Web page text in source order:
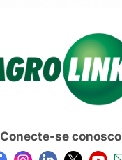
Conecte-se conosco